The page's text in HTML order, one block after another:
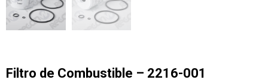
Filtro de Combustible – 2216-001